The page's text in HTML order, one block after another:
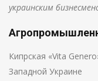
украинским
Кипрская «Vita
Западной Украине